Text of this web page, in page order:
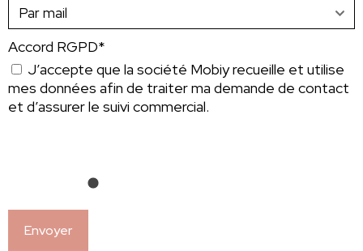
Accord RGPD*
J’accepte que la société Mobiy recueille et utilise
mes données afin de traiter ma demande de contact
et d’assurer le suivi commercial.